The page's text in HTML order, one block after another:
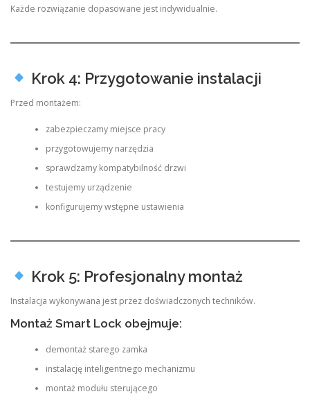
Każde rozwiązanie dopasowane jest indywidualnie.
Krok 4: Przygotowanie instalacji
Przed montażem:
zabezpieczamy miejsce pracy
przygotowujemy narzędzia
sprawdzamy kompatybilność drzwi
testujemy urządzenie
konfigurujemy wstępne ustawienia
Krok 5: Profesjonalny montaż
Instalacja wykonywana jest przez doświadczonych techników.
Montaż Smart Lock obejmuje:
demontaż starego zamka
instalację inteligentnego mechanizmu
montaż modułu sterującego